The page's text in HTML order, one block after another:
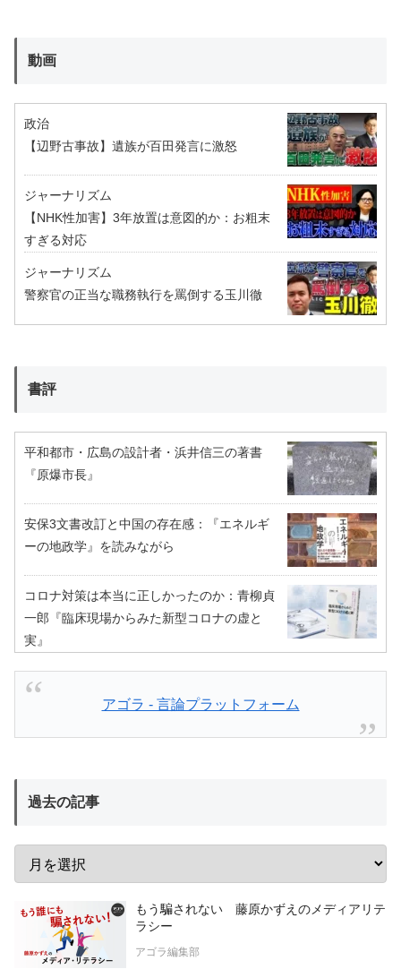
動画
政治
【辺野古事故】遺族が百田発言に激怒
ジャーナリズム
【NHK性加害】3年放置は意図的か：お粗末
すぎる対応
ジャーナリズム
警察官の正当な職務執行を罵倒する玉川徹
書評
平和都市・広島の設計者・浜井信三の著書
『原爆市長』
安保3文書改訂と中国の存在感：『エネルギ
ーの地政学』を読みながら
コロナ対策は本当に正しかったのか：青柳貞
一郎『臨床現場からみた新型コロナの虚と
実』
アゴラ - 言論プラットフォーム
過去の記事
もう騙されない 藤原かずえのメディアリテ
ラシー
アゴラ編集部